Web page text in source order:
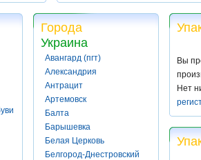
Города
Украина
Авангард (пгт)
Александрия
Антрацит
Артемовск
Балта
Барышевка
Белая Церковь
Белгород-Днестровский
Вы
Нет